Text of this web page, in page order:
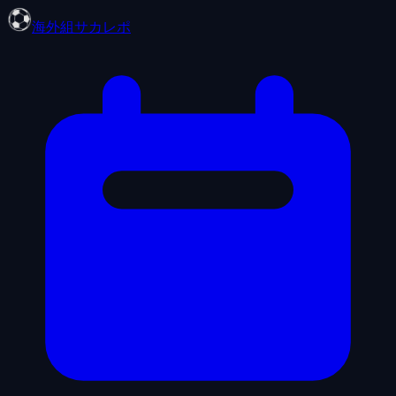
海外組サカレポ